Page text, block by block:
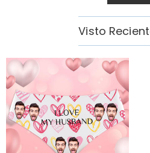
Visto